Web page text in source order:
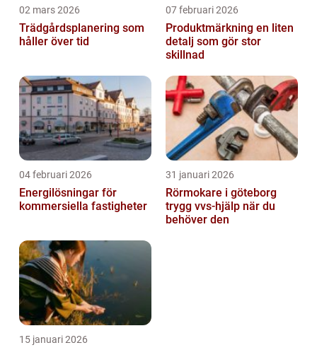
02 mars 2026
Trädgårdsplanering som
håller över tid
07 februari 2026
Produktmärkning en liten
detalj som gör stor
skillnad
04 februari 2026
Energilösningar för
kommersiella fastigheter
31 januari 2026
Rörmokare i göteborg
trygg vvs-hjälp när du
behöver den
15 januari 2026